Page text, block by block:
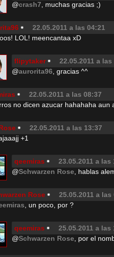
@crash7 , muchas gracias ;)
22.05.2011 a las 04:21
LOL! meencantaa xD
flipytaker
22.05.2011 a las
@aurorita96 , gracias ^^
22.05.2011 a las 08:37
no dicen azucar hahahaha aun
22.05.2011 a las 13:37
+1
qeemiras
23.05.2011 a las
@Schwarzen Rose , hablas
Rose
25.05.2011 a las
, un poco, por ?
qeemiras
25.05.2011 a las
@Schwarzen Rose , por el